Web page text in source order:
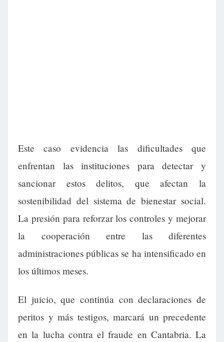
Este caso evidencia las dificultades que
enfrentan las instituciones para detectar y
sancionar estos delitos, que afectan la
sostenibilidad del sistema de bienestar social.
La presión para reforzar los controles y mejorar
la cooperación entre las diferentes
administraciones públicas se ha intensificado en
los últimos meses.
El juicio, que continúa con declaraciones de
peritos y más testigos, marcará un precedente
en la lucha contra el fraude en Cantabria. La